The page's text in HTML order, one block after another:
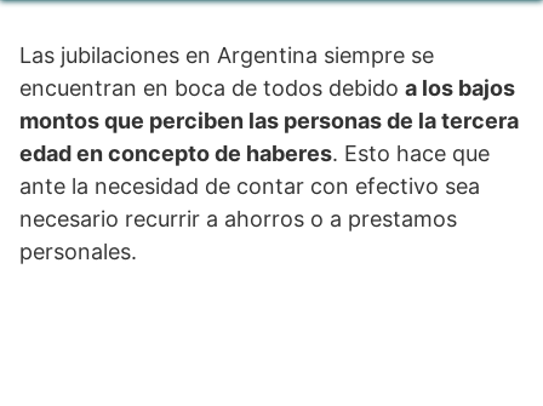
Las jubilaciones en Argentina siempre se
encuentran en boca de todos debido a los bajos
montos que perciben las personas de la tercera
edad en concepto de haberes. Esto hace que
ante la necesidad de contar con efectivo sea
necesario recurrir a ahorros o a prestamos
personales.